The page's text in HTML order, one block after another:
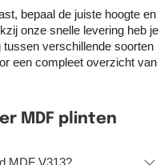
bepaal de juiste hoogte en
onze snelle levering heb je
tussen verschillende soorten
een compleet overzicht van
MDF plinten
MDF V313?